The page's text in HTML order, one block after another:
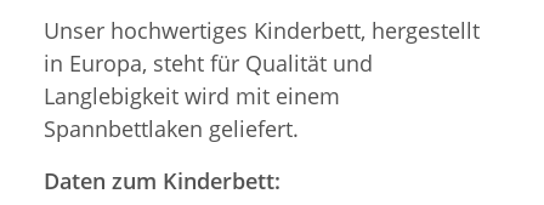
Unser hochwertiges Kinderbett, hergestellt
in Europa, steht für Qualität und
Langlebigkeit wird mit einem
Spannbettlaken geliefert.
Daten zum Kinderbett: